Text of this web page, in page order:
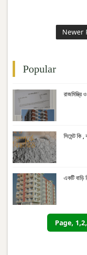
Newer
Popular
রাজমিস্ত্রি
সিমেন্ট কি
একটি
Page,